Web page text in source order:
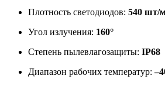
Плотность светодиодов: 540 шт/
Угол излучения: 160°
Степень пылевлагозащиты: IP68
Диапазон рабочих температур: